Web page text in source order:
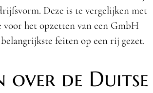
Deze is te vergelijken met
voor het opzetten van een GmbH
feiten op een rij gezet.
over de Duitse